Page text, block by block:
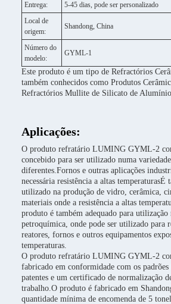
Entrega:
5-45 dias, pode ser personalizado
Local de
origem:
Shandong, China
Número do
modelo:
GYML-1
Este produto é um tipo de Refractórios
também conhecidos como Produtos
Refractórios Mullite de Silicato de
Aplicações:
O produto refratário LUMING GYML-2
concebido para ser utilizado numa
diferentes.Fornos e outras aplicações
necessária resistência a altas temperaturasÉ
utilizado na produção de vidro, cerâmica,
materiais onde a resistência a altas
produto é também adequado para utilização
petroquímica, onde pode ser utilizado para
reatores, fornos e outros equipamentos
temperaturas.
O produto refratário LUMING GYML-2
fabricado em conformidade com os
patentes e um certificado de normalização
trabalho.O produto é fabricado em
quantidade mínima de encomenda de 5